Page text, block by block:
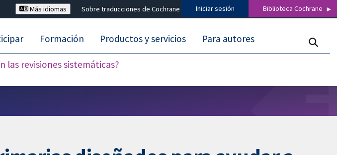
Más idiomas Sobre traducciones de Cochrane Iniciar sesión Biblioteca Cochrane
las revisiones sistemáticas?
Formación Productos y servicios Para autores